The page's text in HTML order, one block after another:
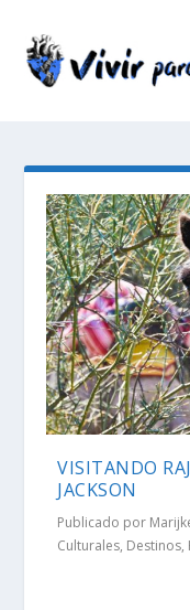
VISITANDO
JACKSON
Publicado por
Culturales, Destinos,